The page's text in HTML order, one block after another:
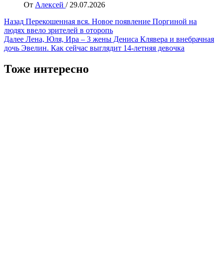
От Алексей / 29.07.2026
Навигация
записи
Назад Перекошенная вся. Новое появление Поргиной на
людях ввело зрителей в оторопь
Далее Лена, Юля, Ира – 3 жены Дениса Клявера и внебрачная
дочь Эвелин. Как сейчас выглядит 14-летняя девочка
Тоже интересно